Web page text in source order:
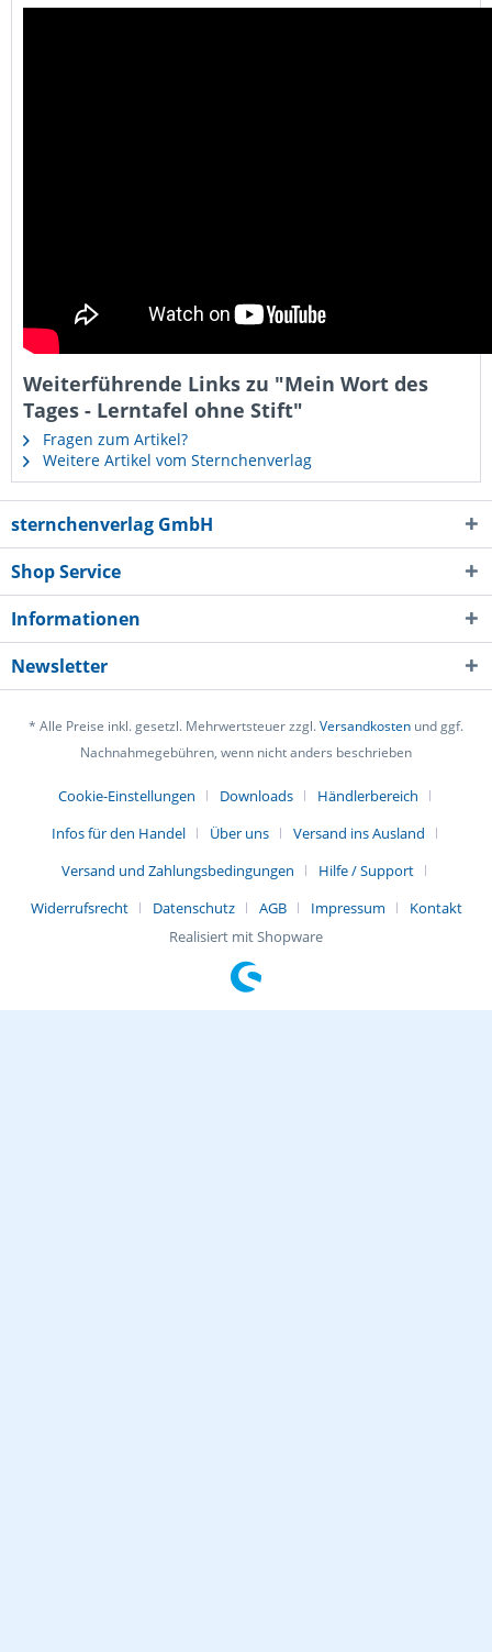
Weiterführende Links zu "Mein Wort des
Tages - Lerntafel ohne Stift"
Fragen zum Artikel?
Weitere Artikel vom Sternchenverlag
sternchenverlag GmbH
Shop Service
Informationen
Newsletter
* Alle Preise inkl. gesetzl. Mehrwertsteuer zzgl.Versandkosten und ggf.
Nachnahmegebühren, wenn nicht anders beschrieben
Cookie-Einstellungen Downloads
Händlerbereich
Infos für den Handel
Über uns
Versand ins Ausland
Versand und Zahlungsbedingungen
Hilfe / Support
Widerrufsrecht
Datenschutz AGB Impressum
Kontakt
Realisiert mit Shopware